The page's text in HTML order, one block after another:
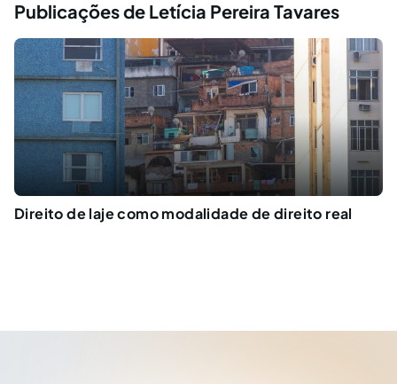
Publicações de Letícia Pereira Tavares
Direito de laje como modalidade de direito real